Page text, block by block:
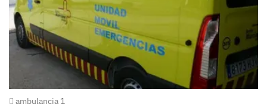
ambulancia 1